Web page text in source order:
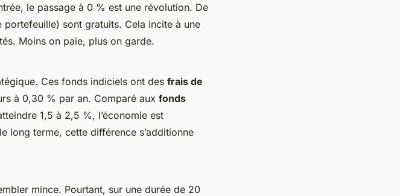
le passage à 0 % est une révolution. De
sont gratuits. Cela incite à une
Moins on paie, plus on garde.
Ces fonds indiciels ont des frais de
à 0,30 % par an. Comparé aux fonds
1,5 à 2,5 %, l’économie est
long terme, cette différence s’additionne
mince. Pourtant, sur une durée de 20